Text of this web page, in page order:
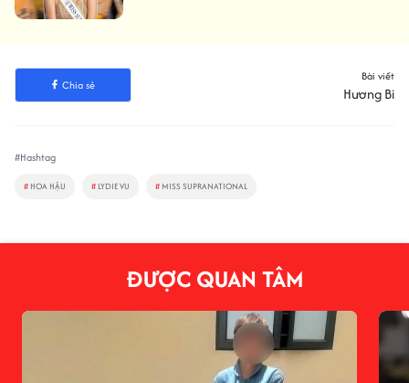
Chia sẻ
Bài viết
Hương Bi
#Hashtag
# HOA HẬU # LYDIE VU # MISS SUPRANATIONAL
ĐƯỢC QUAN TÂM